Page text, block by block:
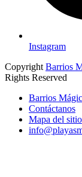
Instagram
Copyright Barrios
Rights Reserved
Barrios
Contáctanos
Mapa del sitio